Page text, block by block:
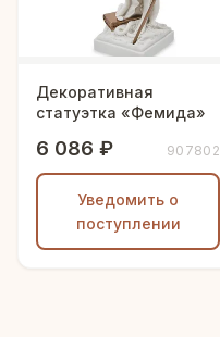
Декоративная
статуэтка «Фемида»
6 086 ₽ 907802
Уведомить о
поступлении